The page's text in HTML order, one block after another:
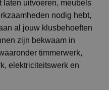
laten uitvoeren, meubels
nodig hebt,
al jouw klusbehoeften
zijn bekwaam in
timmerwerk,
elektriciteitswerk en